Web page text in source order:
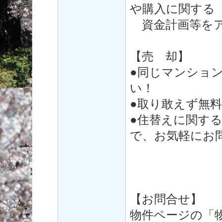
や購入に関する
資金計画等を
【売 却】
●同じマンショ
い！
●取り敢えず無
●住替えに関す
で、お気軽に
【お問合せ】
物件ページの「